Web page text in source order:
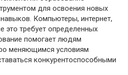
для освоения новых
Компьютеры, интернет,
это требует определенных
помогает людям
меняющимся условиям
конкурентоспособными